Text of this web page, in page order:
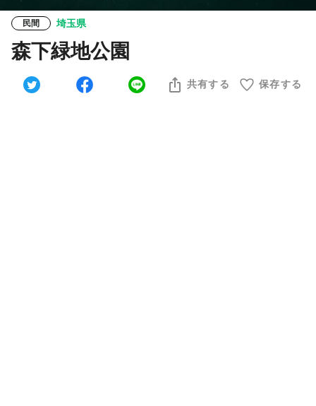
民間 埼玉県
森下緑地公園
共有する 保存する